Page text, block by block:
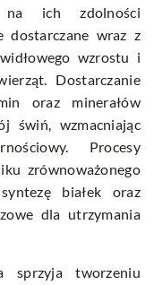
na ich zdolności
dostarczane wraz z
wzrostu i
Dostarczanie
oraz minerałów
świń, wzmacniając
Procesy
zrównoważonego
białek oraz
dla utrzymania
sprzyja tworzeniu